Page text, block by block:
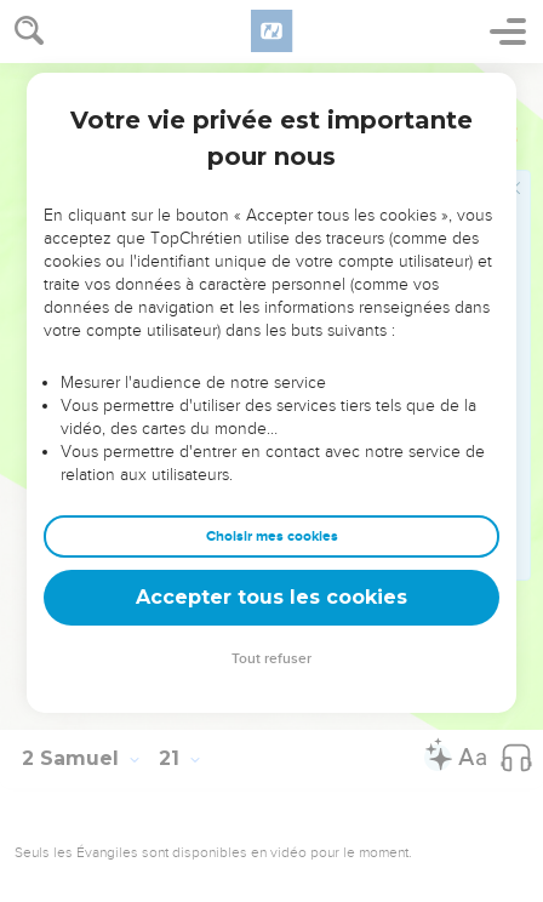
2 Samuel 20
20 Joab lui répondit, et dit : A Dieu ne plaise ! à Dieu ne
plaise que je détruise, ni que je ruine !
La chose n'est pas ainsi ; mais un homme de la montagne
d'Ephraïm, qui a nom Sébah, fils de Bicri, a levé sa main
contre le Roi David ; livrez-le moi lui seul, et je m'en irai de
jetée de dessus la muraille.
Cette femme-là donc vint vers tout le peuple, et leur parla
sagement, et ils coupèrent la tête à Sébah fils de Bicri, et la
jetèrent à Joab. Alors on sonna de la trompette, et chacun se
vers le Roi à Jérusalem.
Liste des fonctionnaires de David
Joab donc [demeura établi] sur toute l'armée d'Israël, et
Bénaja fils de Jéhojadah sur les Kéréthiens, et sur les
Péléthiens ;
Et Adoram sur les tributs, et Jehosaphat fils d'Ahilud était
commis sur les Registres.
2 Samuel 21
Seuls les Évangiles sont disponibles en vidéo pour le moment.
Votre vie privée est importante
pour nous
En cliquant sur le bouton « Accepter tous les cookies », vous
acceptez que TopChrétien utilise des traceurs (comme des
cookies ou l'identifiant unique de votre compte utilisateur) et
traite vos données à caractère personnel (comme vos
données de navigation et les informations renseignées dans
votre compte utilisateur) dans les buts suivants :
Mesurer l'audience de notre service
Vous permettre d'utiliser des services tiers tels que de la
vidéo, des cartes du monde…
Vous permettre d'entrer en contact avec notre service de
relation aux utilisateurs.
Choisir mes cookies
Accepter tous les cookies
Tout refuser